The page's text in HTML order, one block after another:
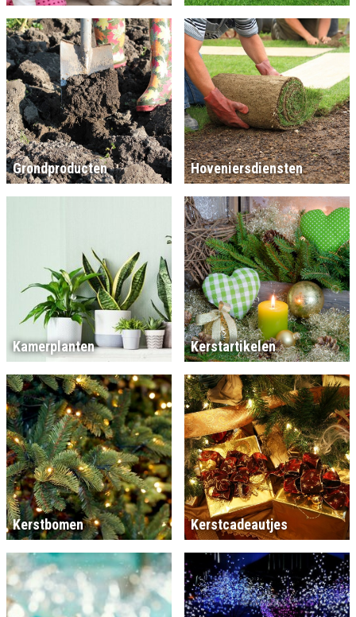
Grondproducten Hoveniersdiensten
Kamerplanten Kerstartikelen
Kerstbomen Kerstcadeautjes